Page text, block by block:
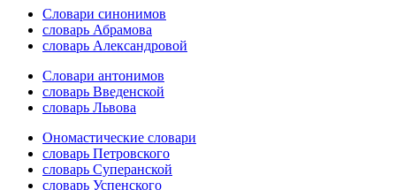
Словари синонимов
словарь Абрамова
словарь Александровой
Словари антонимов
словарь Введенской
словарь Львова
Ономастические словари
словарь Петровского
словарь Суперанской
словарь Успенского